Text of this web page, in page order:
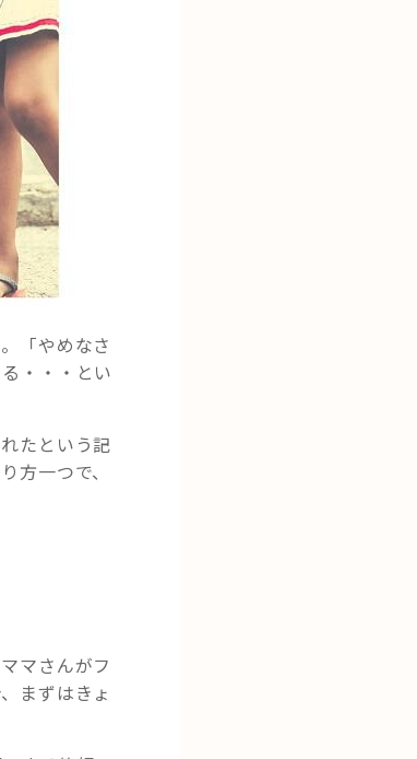
。「やめなさ
・・・とい
たという記
方一つで、
マさんがフ
まずはきょ